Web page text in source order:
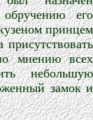
его
принцем
мнению всех
небольшую
замок и